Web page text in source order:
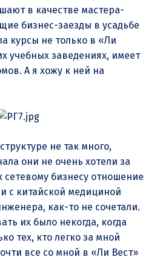
в качестве мастера-
бизнес-заезды в усадьбе
курсы не только в «Ли
учебных заведениях, имеет
А я хожу к ней на
не так много,
они не очень хотели за
бизнесу отношение
с китайской медициной
как-то не сочетали.
их было некогда, когда
тех, кто легко за мной
все со мной в «Ли Вест»